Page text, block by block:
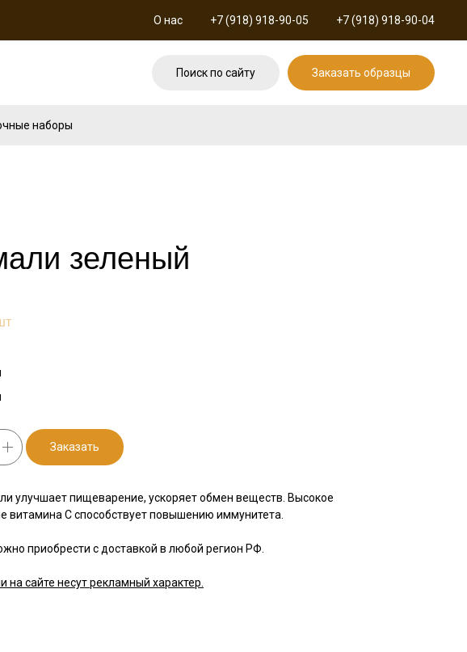
О нас +7 (918) 918-90-05 +7 (918) 918-90-04
Поиск по сайту Заказать образцы
наборы
зеленый
Заказать
улучшает пищеварение, ускоряет обмен веществ. Высокое
витамина С способствует повышению иммунитета.
приобрести с доставкой в любой регион РФ.
на сайте несут рекламный характер.